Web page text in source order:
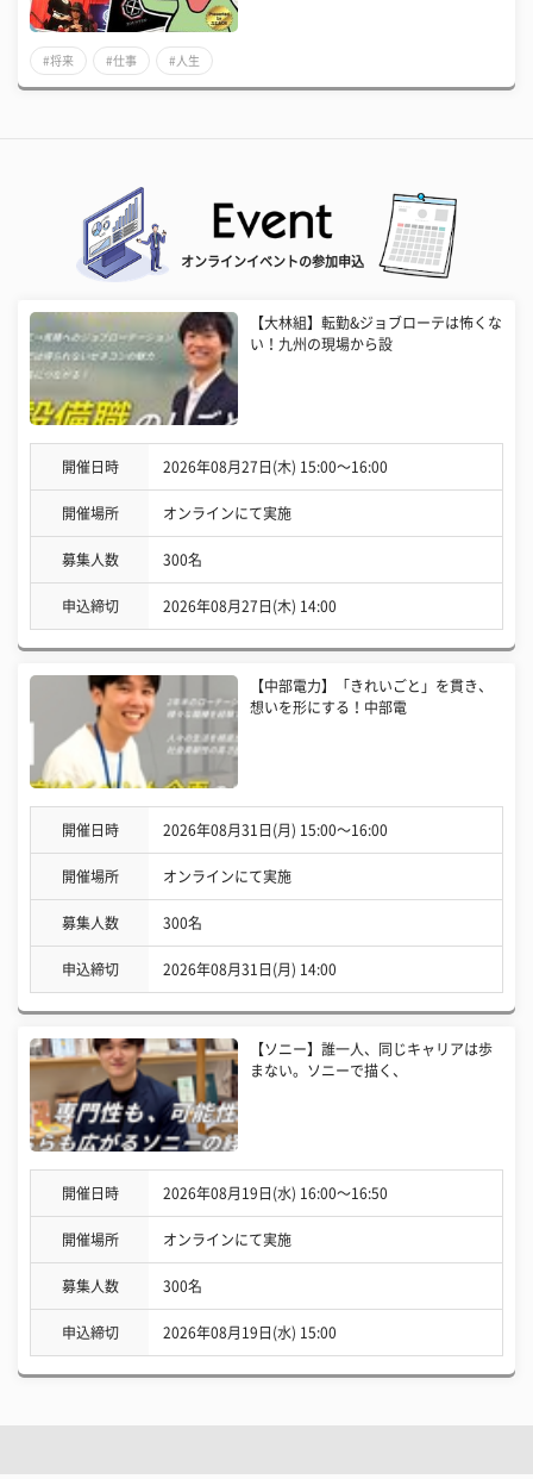
#将来 #仕事 #人生
オンラインイベントの参加申込
【大林組】転勤&ジョブローテは怖くな
い！九州の現場から設
開催日時 2026年08月27日(木) 15:00〜16:00
開催場所 オンラインにて実施
募集人数 300名
申込締切 2026年08月27日(木) 14:00
【中部電力】「きれいごと」を貫き、
想いを形にする！中部電
開催日時 2026年08月31日(月) 15:00〜16:00
開催場所 オンラインにて実施
募集人数 300名
申込締切 2026年08月31日(月) 14:00
【ソニー】誰一人、同じキャリアは歩
まない。ソニーで描く、
開催日時 2026年08月19日(水) 16:00〜16:50
開催場所 オンラインにて実施
募集人数 300名
申込締切 2026年08月19日(水) 15:00